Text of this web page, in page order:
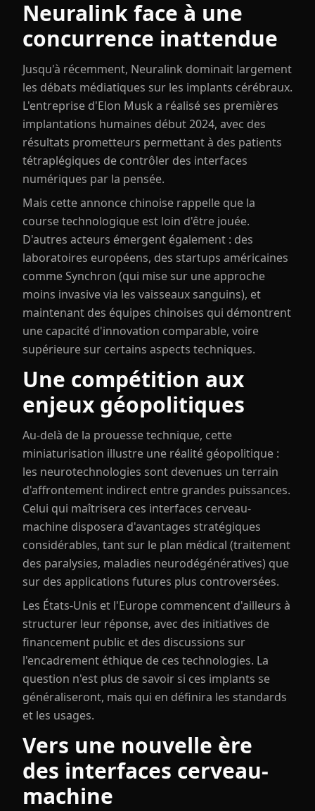
Neuralink face à une
concurrence inattendue
Jusqu'à récemment, Neuralink dominait largement
les débats médiatiques sur les implants cérébraux.
L'entreprise d'Elon Musk a réalisé ses premières
implantations humaines début 2024, avec des
résultats prometteurs permettant à des patients
tétraplégiques de contrôler des interfaces
numériques par la pensée.
Mais cette annonce chinoise rappelle que la
course technologique est loin d'être jouée.
D'autres acteurs émergent également : des
laboratoires européens, des startups américaines
comme Synchron (qui mise sur une approche
moins invasive via les vaisseaux sanguins), et
maintenant des équipes chinoises qui démontrent
une capacité d'innovation comparable, voire
supérieure sur certains aspects techniques.
Une compétition aux
enjeux géopolitiques
Au-delà de la prouesse technique, cette
miniaturisation illustre une réalité géopolitique :
les neurotechnologies sont devenues un terrain
d'affrontement indirect entre grandes puissances.
Celui qui maîtrisera ces interfaces cerveau-
machine disposera d'avantages stratégiques
considérables, tant sur le plan médical (traitement
des paralysies, maladies neurodégénératives) que
sur des applications futures plus controversées.
Les États-Unis et l'Europe commencent d'ailleurs à
structurer leur réponse, avec des initiatives de
financement public et des discussions sur
l'encadrement éthique de ces technologies. La
question n'est plus de savoir si ces implants se
généraliseront, mais qui en définira les standards
et les usages.
Vers une nouvelle ère
des interfaces cerveau-
machine